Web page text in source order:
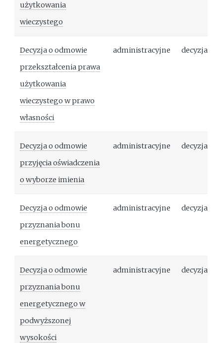
użytkowania
wieczystego
Decyzja o odmowie
przekształcenia prawa
użytkowania
wieczystego w prawo
własności
administracyjne decyzja
Decyzja o odmowie
przyjęcia oświadczenia
o wyborze imienia
administracyjne decyzja
Decyzja o odmowie
przyznania bonu
energetycznego
administracyjne decyzja
Decyzja o odmowie
przyznania bonu
energetycznego w
podwyższonej
wysokości
administracyjne decyzja